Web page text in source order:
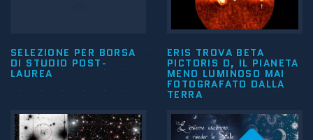
SELEZIONE PER BORSA
DI STUDIO POST-
LAUREA
ERIS TROVA BETA
PICTORIS D, IL PIANETA
MENO LUMINOSO MAI
FOTOGRAFATO DALLA
TERRA